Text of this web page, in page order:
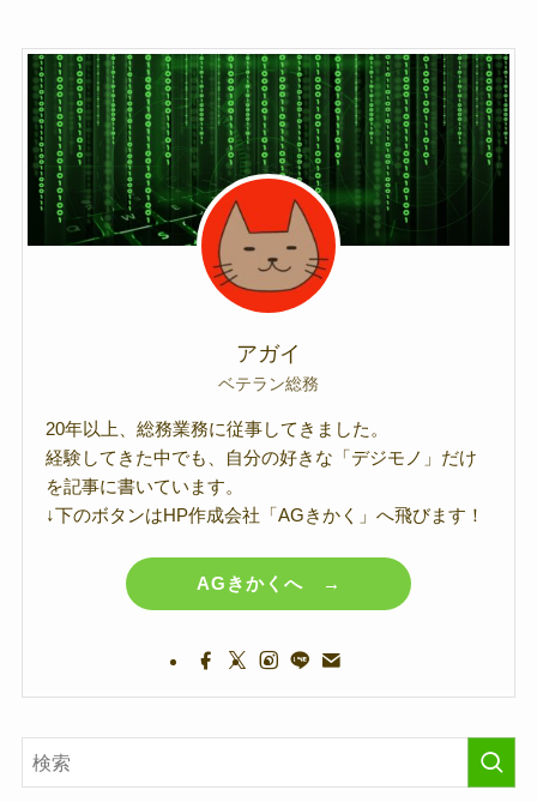
アガイ
ベテラン総務
20年以上、総務業務に従事してきました。
経験してきた中でも、自分の好きな「デジモノ」だけ
を記事に書いています。
↓下のボタンはHP作成会社「AGきかく」へ飛びます！
AGきかくへ →